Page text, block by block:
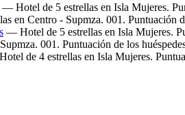
— Hotel de 5 estrellas en Isla Mujeres.
en Centro - Supmza. 001. Puntuación
— Hotel de 5 estrellas en Isla Mujeres.
001. Puntuación de los
de 4 estrellas en Isla Mujeres.